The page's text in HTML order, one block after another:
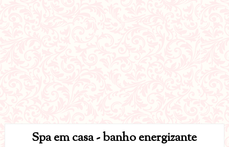
Spa em casa - banho energizante